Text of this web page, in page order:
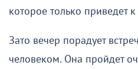
которое только приведет
Зато вечер порадует
человеком. Она пройдет